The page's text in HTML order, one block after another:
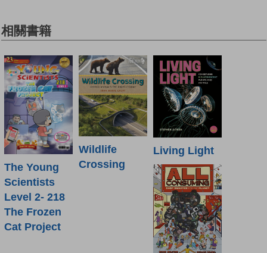
相關書籍
The Young
Scientists
Level 2- 218
The Frozen
Cat Project
Wildlife
Crossing
Living Light